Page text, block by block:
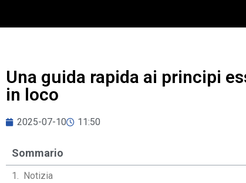
Una guida rapida ai principi
in loco
2025-07-10 11:50
Sommario
Notizia